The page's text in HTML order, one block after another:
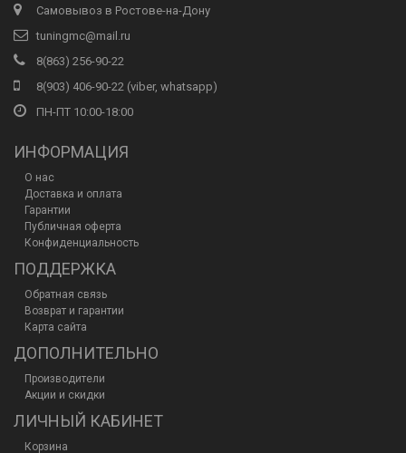
Самовывоз в Ростове-на-Дону
tuningmc@mail.ru
8(863) 256-90-22
8(903) 406-90-22 (viber, whatsapp)
ПН-ПТ 10:00-18:00
ИНФОРМАЦИЯ
О нас
Доставка и оплата
Гарантии
Публичная оферта
Конфиденциальность
ПОДДЕРЖКА
Обратная связь
Возврат и гарантии
Карта сайта
ДОПОЛНИТЕЛЬНО
Производители
Акции и скидки
ЛИЧНЫЙ КАБИНЕТ
Корзина